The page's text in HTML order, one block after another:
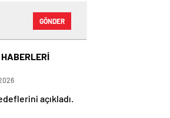
GÖNDER
HABERLERİ
açıkladı.